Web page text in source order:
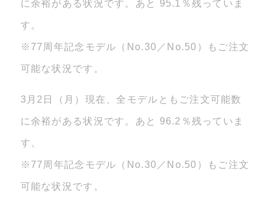
に余裕がある状況です。あと 95.1％残っていま
す。
※77周年記念モデル（No.30／No.50）もご注文
可能な状況です。
3月2日（月）現在、全モデルともご注文可能数
に余裕がある状況です。あと 96.2％残っていま
す。
※77周年記念モデル（No.30／No.50）もご注文
可能な状況です。